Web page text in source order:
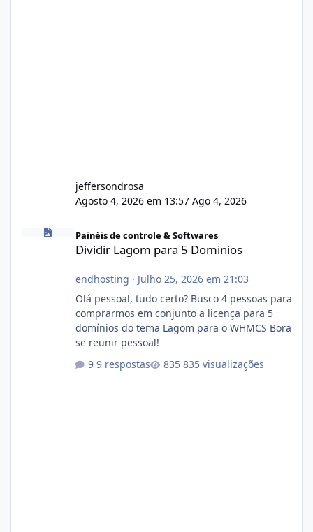
jeffersondrosa
Agosto 4, 2026 em 13:57 Ago 4, 2026
Painéis de controle & Softwares
Dividir Lagom para 5 Dominios
endhosting · Julho 25, 2026 em 21:03
Olá pessoal, tudo certo? Busco 4 pessoas para
comprarmos em conjunto a licença para 5
domínios do tema Lagom para o WHMCS Bora
se reunir pessoal!
9 respostas
835 visualizações